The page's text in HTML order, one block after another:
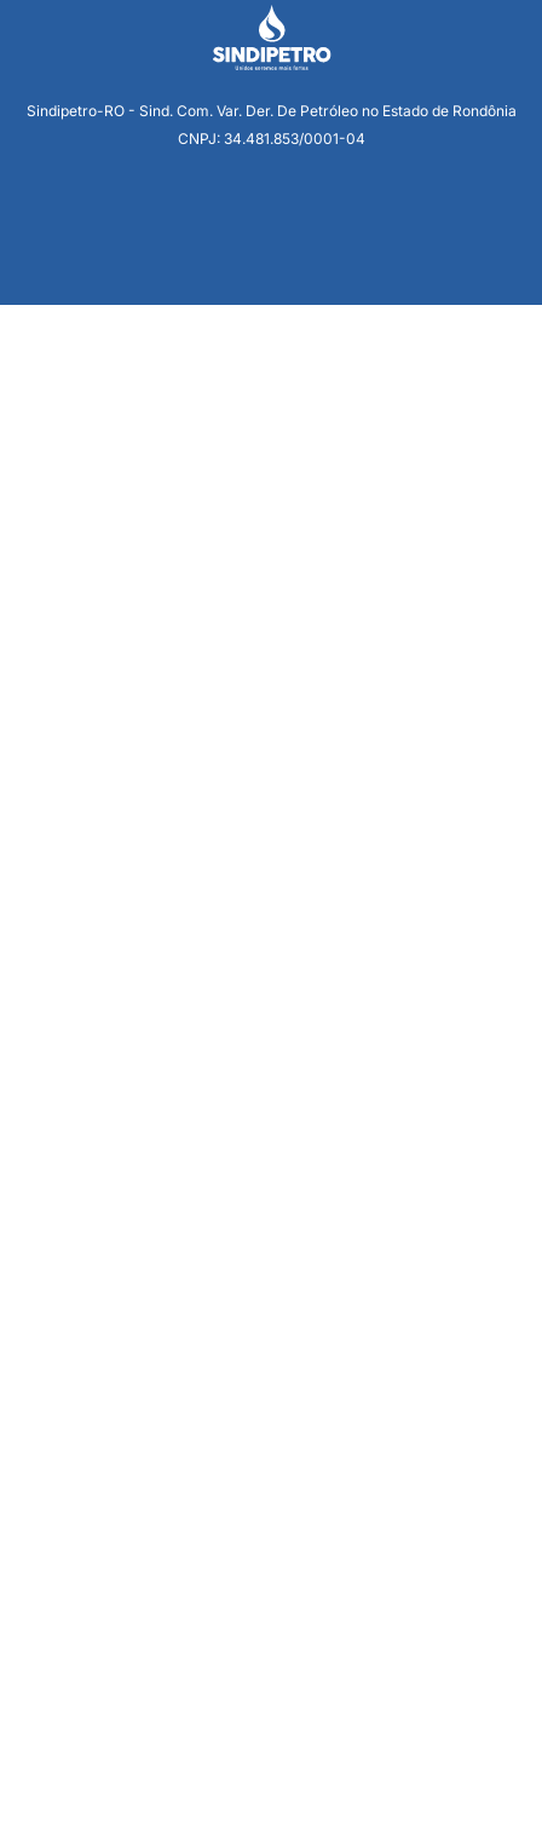
Sindipetro-RO - Sind. Com. Var. Der. De Petróleo no Estado de Rondônia
CNPJ: 34.481.853/0001-04